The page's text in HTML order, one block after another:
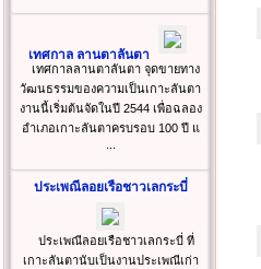
เทศกาล ลานตาลันตา
เทศกาลลานตาลันตา จุดขายทาง
วัฒนธรรมของความเป็นเกาะลันตา
งานนี้เริ่มต้นจัดในปี 2544 เพื่อฉลอง
อำเภอเกาะลันตาครบรอบ 100 ปี แ
ประเพณีลอยเรือชาวเลกระบี่
ประเพณีลอยเรือชาวเลกระบี่ ที่
เกาะลันตานับเป็นงานประเพณีเก่า